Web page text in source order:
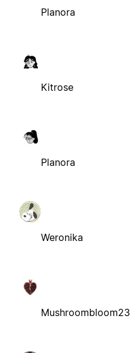
Planora
Kitrose
Planora
Weronika
Mushroombloom23